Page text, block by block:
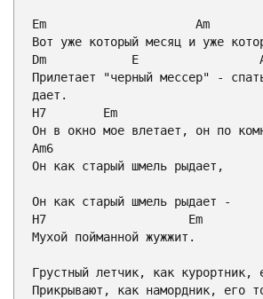
Em
Am
Dm
            Е
Прилетает "черный мессер" -
H7
Em
Am6
Он как старый шмель рыдает,
H7
Em
Мухой пойманной жужжит.
Грустный летчик, как курортник,
Прикрывают, как намордник, его